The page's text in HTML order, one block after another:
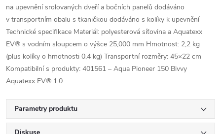
na upevnění srolovaných dveří a bočních panelů dodáváno
v transportním obalu s tkaničkou dodáváno s kolíky k upevnění
Technické specifikace Materiál: polyesterová síťovina a Aquatexx
EV® s vodním sloupcem o výšce 25,000 mm Hmotnost: 2,2 kg
(plus kolíky o hmotnosti 0,4 kg) Transportní rozměry: 45×22 cm
Kompatibilní s produkty: 401561 – Aqua Pioneer 150 Bivvy
Aquatexx EV® 1.0
Parametry produktu
Diskuse